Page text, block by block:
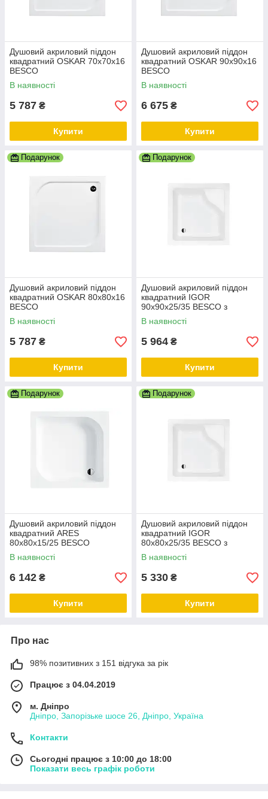
Душовий акриловий піддон
квадратний OSKAR 70х70х16
BESCO
В наявності
5 787 ₴
Купити
Душовий акриловий піддон
квадратний OSKAR 90х90х16
BESCO
В наявності
6 675 ₴
Купити
Подарунок
Душовий акриловий піддон
квадратний OSKAR 80х80х16
BESCO
В наявності
5 787 ₴
Купити
Подарунок
Душовий акриловий піддон
квадратний IGOR
90х90х25/35 BESCO з
сидінням
В наявності
5 964 ₴
Купити
Подарунок
Душовий акриловий піддон
квадратний ARES
80х80х15/25 BESCO
В наявності
6 142 ₴
Купити
Подарунок
Душовий акриловий піддон
квадратний IGOR
80х80х25/35 BESCO з
сидінням
В наявності
5 330 ₴
Купити
Про нас
98% позитивних з 151 відгука за рік
Працює з 04.04.2019
м. Дніпро
Дніпро, Запорізьке шосе 26, Дніпро, Україна
Контакти
Сьогодні працює з 10:00 до 18:00
Показати весь графік роботи